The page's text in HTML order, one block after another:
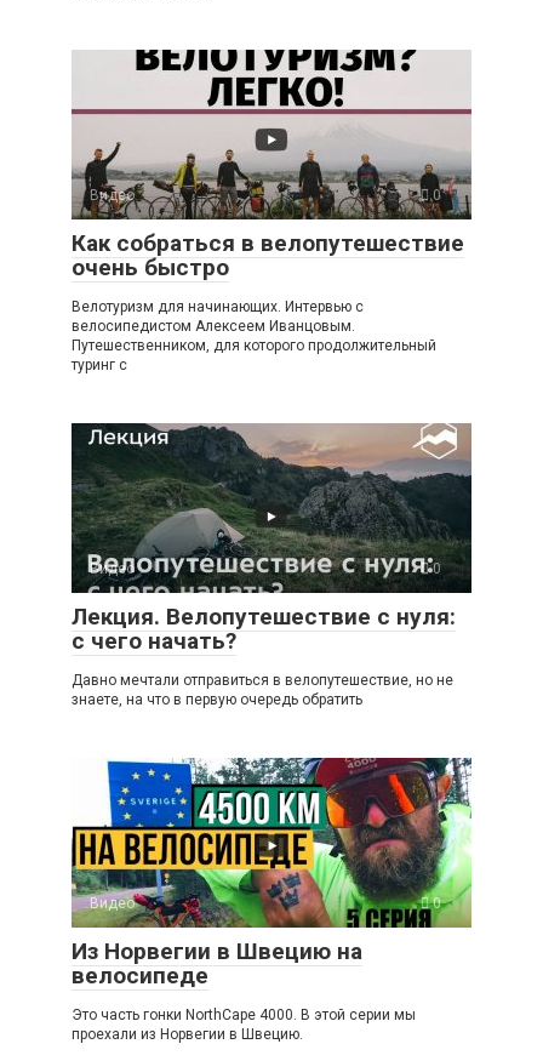
Видео 0
Как собраться в велопутешествие
очень быстро
Велотуризм для начинающих. Интервью с
велосипедистом Алексеем Иванцовым.
Путешественником, для которого продолжительный
туринг с
Видео 0
Лекция. Велопутешествие с нуля:
с чего начать?
Давно мечтали отправиться в велопутешествие, но не
знаете, на что в первую очередь обратить
Видео 0
Из Норвегии в Швецию на
велосипеде
Это часть гонки NorthCape 4000. В этой серии мы
проехали из Норвегии в Швецию.